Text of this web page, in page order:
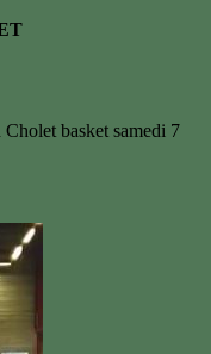
basket samedi 7